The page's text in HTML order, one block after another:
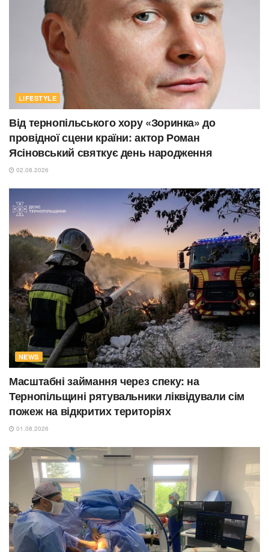
LIFESTYLE
Від тернопільського хору «Зоринка» до
провідної сцени країни: актор Роман
Ясіновський святкує день народження
02.08.2026
NEWS
Масштабні займання через спеку: на
Тернопільщині рятувальники ліквідували сім
пожеж на відкритих територіях
01.08.2026